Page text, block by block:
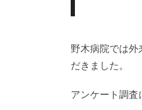
野木病院では外
だきました。
アンケート調査